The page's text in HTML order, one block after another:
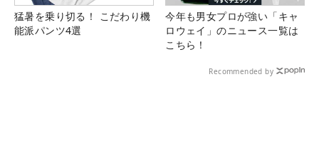
猛暑を乗り切る！ こだわり機
能派パンツ4選
今年も男女プロが強い「キャ
ロウェイ」のニュース一覧は
こちら！
Recommended by